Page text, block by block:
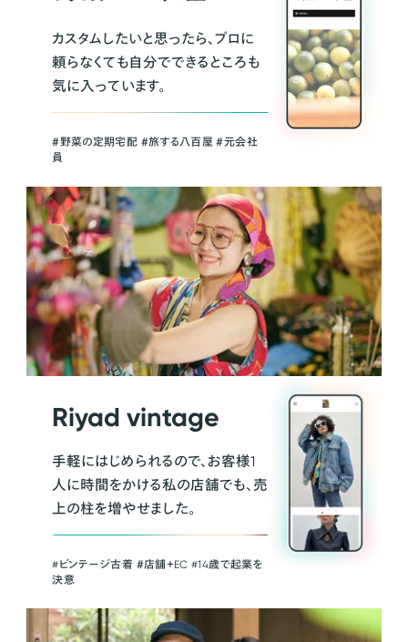
カスタムしたいと思ったら、プロに
頼らなくても自分でできるところも
気に入っています。
＃野菜の定期宅配 ＃旅する八百屋 ＃元会社
員
Riyad vintage
手軽にはじめられるので、お客様1
人に時間をかける私の店舗でも、売
上の柱を増やせました。
#ビンテージ古着 ＃店舗＋EC #14歳で起業を
決意